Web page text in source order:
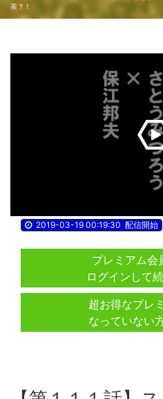
茶？！
2019-03-19 00:19:30 配信開始
プレミアム会
ログインして
超お得なプレ
なっていない